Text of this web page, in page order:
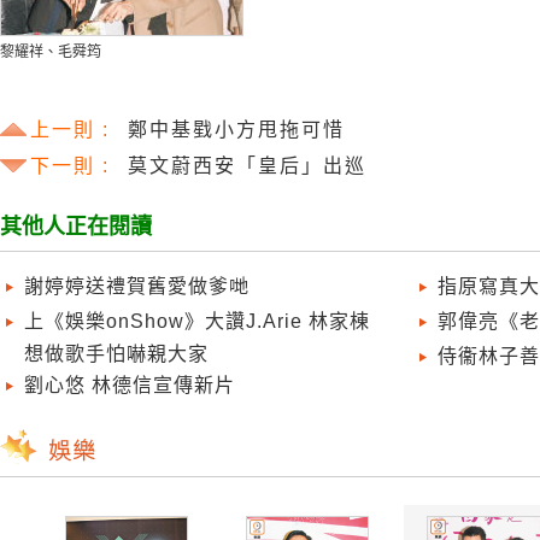
黎耀祥、毛舜筠
上一則 :
鄭中基戥小方甩拖可惜
下一則 :
莫文蔚西安「皇后」出巡
其他人正在閱讀
謝婷婷送禮賀舊愛做爹哋
上《娛樂onShow》大讚J.Arie 林家棟
想做歌手怕嚇親大家
劉心悠 林德信宣傳新片
指原寫真
郭偉亮《
侍衞林子